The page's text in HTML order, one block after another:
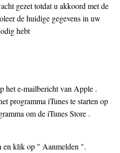
gezet totdat u akkoord met de
de huidige gegevens in uw
hebt
het e-mailbericht van Apple .
programma iTunes te starten op
om de iTunes Store .
en klik op " Aanmelden ".